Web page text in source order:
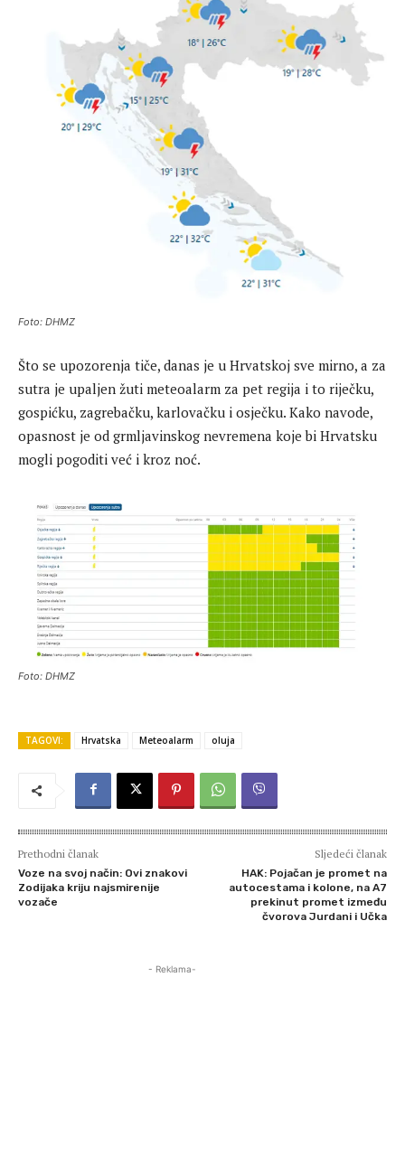
Foto: DHMZ
Što se upozorenja tiče, danas je u Hrvatskoj sve mirno, a za
sutra je upaljen žuti meteoalarm za pet regija i to riječku,
gospićku, zagrebačku, karlovačku i osječku. Kako navode,
opasnost je od grmljavinskog nevremena koje bi Hrvatsku
mogli pogoditi već i kroz noć.
Foto: DHMZ
TAGOVI: Hrvatska Meteoalarm oluja
Prethodni članak
Voze na svoj način: Ovi znakovi
Zodijaka kriju najsmirenije
vozače
Sljedeći članak
HAK: Pojačan je promet na
autocestama i kolone, na A7
prekinut promet između
čvorova Jurdani i Učka
- Reklama-